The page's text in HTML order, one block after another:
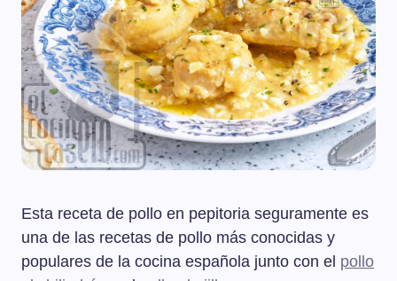
Esta receta de pollo en pepitoria seguramente es
una de las recetas de pollo más conocidas y
populares de la cocina española junto con el pollo